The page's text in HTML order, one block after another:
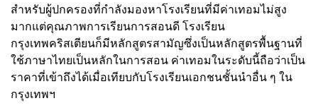
สำหรับผู้ปกครองที่กำลังมองหาโรงเรียนที่มีค่าเทอมไม่สูง
มากแต่คุณภาพการเรียนการสอนดี โรงเรียน
กรุงเทพคริสเตียนก็มีหลักสูตรสามัญซึ่งเป็นหลักสูตรพื้นฐานที่
ใช้ภาษาไทยเป็นหลักในการสอน ค่าเทอมในระดับนี้ถือว่าเป็น
ราคาที่เข้าถึงได้เมื่อเทียบกับโรงเรียนเอกชนชั้นนำอื่น ๆ ใน
กรุงเทพฯ